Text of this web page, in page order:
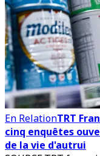
En RelationTRT
cinq enquêtes
de la vie d'autrui